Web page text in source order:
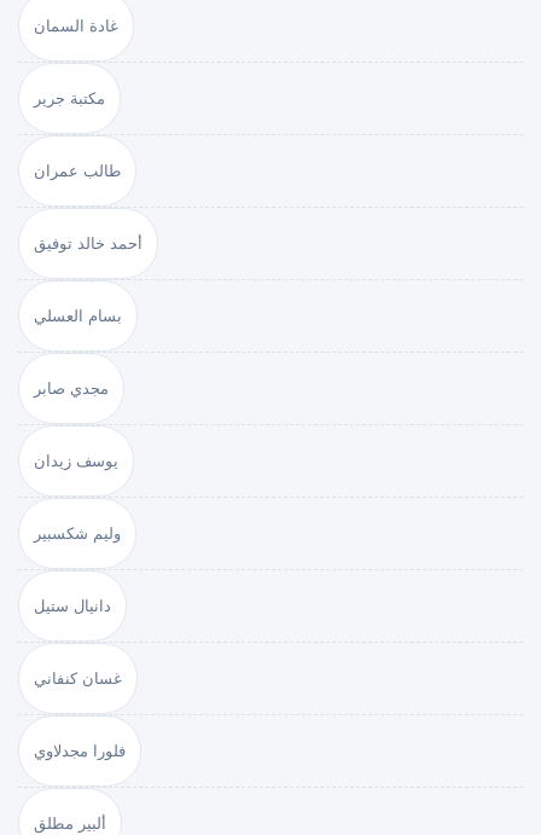
غادة السمان
مكتبة جرير
طالب عمران
أحمد خالد توفيق
بسام العسلي
مجدي صابر
يوسف زيدان
وليم شكسبير
دانيال ستيل
غسان كنفاني
فلورا مجدلاوي
ألبير مطلق